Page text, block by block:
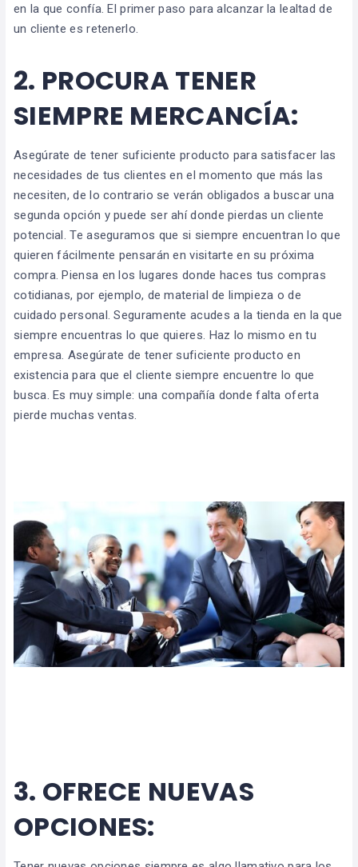
en la que confía. El primer paso para alcanzar la lealtad de
un cliente es retenerlo.
2. PROCURA TENER
SIEMPRE MERCANCÍA:
Asegúrate de tener suficiente producto para satisfacer las
necesidades de tus clientes en el momento que más las
necesiten, de lo contrario se verán obligados a buscar una
segunda opción y puede ser ahí donde pierdas un cliente
potencial. Te aseguramos que si siempre encuentran lo que
quieren fácilmente pensarán en visitarte en su próxima
compra. Piensa en los lugares donde haces tus compras
cotidianas, por ejemplo, de material de limpieza o de
cuidado personal. Seguramente acudes a la tienda en la que
siempre encuentras lo que quieres. Haz lo mismo en tu
empresa. Asegúrate de tener suficiente producto en
existencia para que el cliente siempre encuentre lo que
busca. Es muy simple: una compañía donde falta oferta
pierde muchas ventas.
3. OFRECE NUEVAS
OPCIONES: